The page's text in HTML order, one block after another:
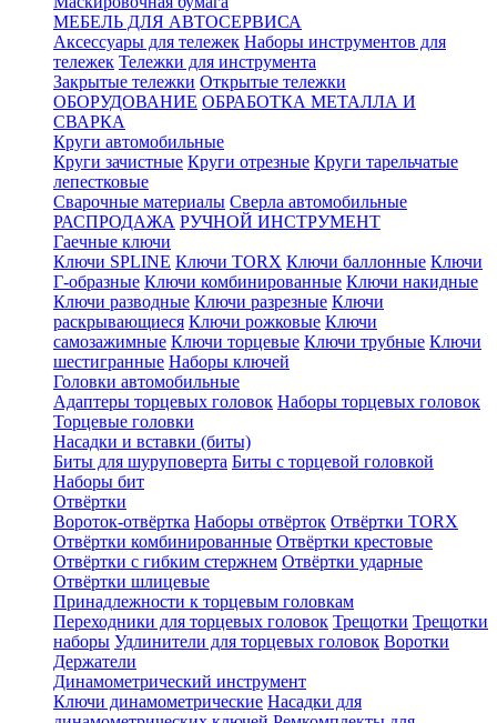
МЕБЕЛЬ ДЛЯ АВТОСЕРВИСА
Аксессуары для тележек Наборы инструментов для
тележек Тележки для инструмента
Закрытые тележки Открытые тележки
ОБОРУДОВАНИЕ ОБРАБОТКА МЕТАЛЛА И
СВАРКА
Круги автомобильные
Круги зачистные Круги отрезные Круги тарельчатые
лепестковые
Сварочные материалы Сверла автомобильные
РАСПРОДАЖА РУЧНОЙ ИНСТРУМЕНТ
Гаечные ключи
Ключи SPLINE Ключи TORX Ключи баллонные Ключи
Г-образные Ключи комбинированные Ключи накидные
Ключи разводные Ключи разрезные Ключи
раскрывающиеся Ключи рожковые Ключи
самозажимные Ключи торцевые Ключи трубные Ключи
шестигранные Наборы ключей
Головки автомобильные
Адаптеры торцевых головок Наборы торцевых головок
Торцевые головки
Насадки и вставки (биты)
Биты для шуруповерта Биты с торцевой головкой
Наборы бит
Отвёртки
Вороток-отвёртка Наборы отвёрток Отвёртки TORX
Отвёртки комбинированные Отвёртки крестовые
Отвёртки с гибким стержнем Отвёртки ударные
Отвёртки шлицевые
Принадлежности к торцевым головкам
Переходники для торцевых головок Трещотки Трещотки
наборы Удлинители для торцевых головок Воротки
Держатели
Динамометрический инструмент
Ключи динамометрические Насадки для